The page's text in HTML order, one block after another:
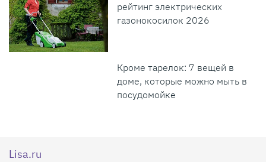
рейтинг электрических
газонокосилок 2026
Кроме тарелок: 7 вещей в
доме, которые можно мыть в
посудомойке
Lisa.ru